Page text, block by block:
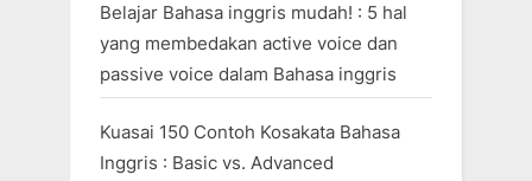
Belajar Bahasa inggris mudah! : 5 hal
yang membedakan active voice dan
passive voice dalam Bahasa inggris
Kuasai 150 Contoh Kosakata Bahasa
Inggris : Basic vs. Advanced